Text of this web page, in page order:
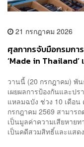
21 กรกฎาคม 2026
ศุลกากรจับมือกรมกา
‘Made in Thailand’
วานนี้ (20 กรกฎาคม) พั
เผยผลการป้องกันและป
แหลมฉบัง ช่วง 10 เดือน
กรกฎาคม 2569 สามาร
เป็นมูลค่าความเสียหาย
เป็นคดีสวมสิทธิ์และแสด